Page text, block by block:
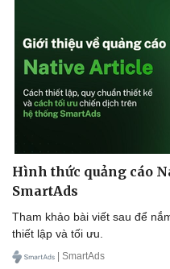
Hình thức quảng cáo
SmartAds
Tham khảo bài viết sau để
thiết lập và tối ưu.
| SmartAds